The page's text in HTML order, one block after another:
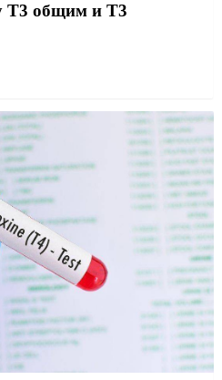
Т3 общим и Т3